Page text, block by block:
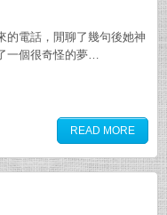
的電話，閒聊了幾句後她神
一個很奇怪的夢…
READ MORE